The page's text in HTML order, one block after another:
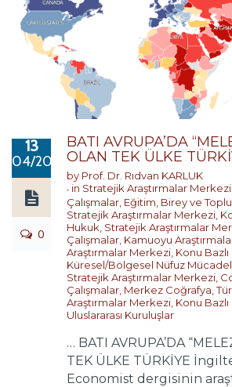
13
04/2023
0
BATI AVRUPA’DA
OLAN TEK ÜLKE
by Prof. Dr. Rıdvan KARLUK
in Stratejik Araştırmalar Merkezi
Çalışmalar Eğitim, Birey ve
Stratejik Araştırmalar Merkezi
Hukuk Stratejik Araştırmalar
Çalışmalar Kamuoyu
Araştırmalar Merkezi Konu Bazlı
Küresel/Bölgesel Nüfuz
Stratejik Araştırmalar Merkezi
Çalışmalar Merkez Coğrafya ,
Araştırmalar Merkezi Konu Bazlı
Uluslararası Kuruluşlar
… BATI AVRUPA’DA
TEK ÜLKE TÜRKİYE
Economist dergisinin